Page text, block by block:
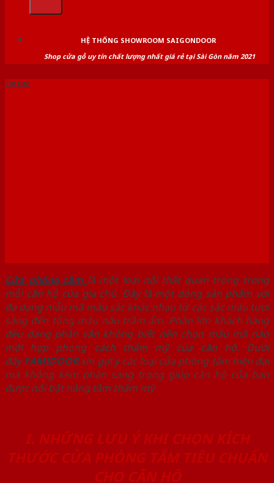
HỆ THỐNG SHOWROOM SAIGONDOOR
Shop cửa gỗ uy tín chất lượng nhất giá rẻ tại Sài Gòn năm 2021
Tin tức
Cửa phòng tắm là một loại nội thất quan trọng trong
mỗi căn hộ của gia chủ. Đây là một dòng sản phẩm với
đa dạng mẫu mã màu sắc khác nhau từ các sắc màu tươi
sáng đến tông màu nâu trầm ấm. Phần lớn khách hàng
đều đang phân vân không biết nên chọn mẫu mã nào
mới hợp phong cách thẩm mỹ của căn hộ. Dưới
đâyFAMIDOORxin gợi ý các loại cửa phòng tắm hiện đại
mà không kém phần sang trọng giúp căn hộ của bạn
được nổi bật nâng tầm thẩm mỹ
I. NHỮNG LƯU Ý KHI CHỌN KÍCH
THƯỚC CỬA PHÒNG TẮM TIÊU CHUẨN
CHO CĂN HỘ